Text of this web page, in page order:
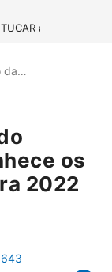
futuro por meio da
da…
os
2022
643